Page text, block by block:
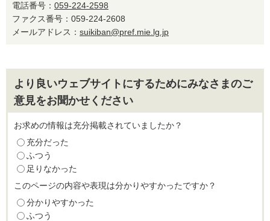
電話番号： 059-224-2598
ファクス番号：059-224-2608
メールアドレス： suikiban@pref.mie.lg.jp
より良いウェブサイトにするためにみなさまのご
意見をお聞かせください
お求めの情報は充分掲載されていましたか？
充分だった
ふつう
足りなかった
このページの内容や表現は分かりやすかったですか？
分かりやすかった
ふつう